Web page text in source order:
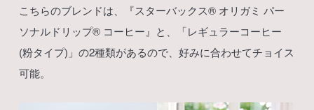
こちらのブレンドは、『スターバックス®︎ オリガミ パー
ソナルドリップ®︎ コーヒー』と、「レギュラーコーヒー
(粉タイプ)」の2種類があるので、好みに合わせてチョイス
可能。